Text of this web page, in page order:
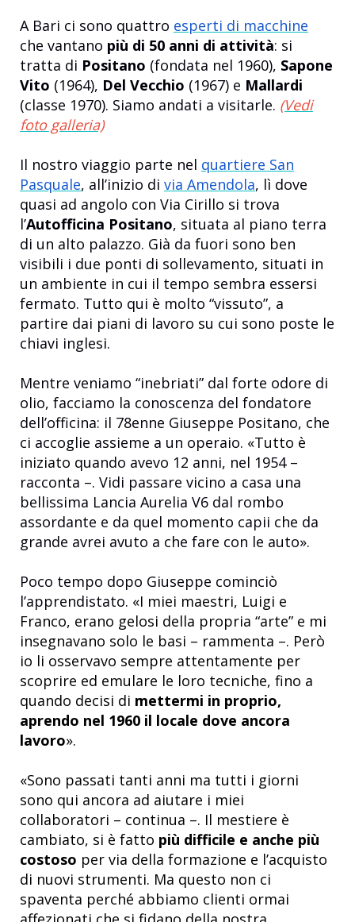
A Bari ci sono quattro esperti di macchine
che vantano più di 50 anni di attività: si
tratta di Positano (fondata nel 1960), Sapone
Vito (1964), Del Vecchio (1967) e Mallardi
(classe 1970). Siamo andati a visitarle. (Vedi
foto galleria)
Il nostro viaggio parte nel quartiere San
Pasquale, all’inizio di via Amendola, lì dove
quasi ad angolo con Via Cirillo si trova
l’Autofficina Positano, situata al piano terra
di un alto palazzo. Già da fuori sono ben
visibili i due ponti di sollevamento, situati in
un ambiente in cui il tempo sembra essersi
fermato. Tutto qui è molto “vissuto”, a
partire dai piani di lavoro su cui sono poste le
chiavi inglesi.
Mentre veniamo “inebriati” dal forte odore di
olio, facciamo la conoscenza del fondatore
dell’officina: il 78enne Giuseppe Positano, che
ci accoglie assieme a un operaio. «Tutto è
iniziato quando avevo 12 anni, nel 1954 –
racconta –. Vidi passare vicino a casa una
bellissima Lancia Aurelia V6 dal rombo
assordante e da quel momento capii che da
grande avrei avuto a che fare con le auto».
Poco tempo dopo Giuseppe cominciò
l’apprendistato. «I miei maestri, Luigi e
Franco, erano gelosi della propria “arte” e mi
insegnavano solo le basi – rammenta –. Però
io li osservavo sempre attentamente per
scoprire ed emulare le loro tecniche, fino a
quando decisi di mettermi in proprio,
aprendo nel 1960 il locale dove ancora
lavoro».
«Sono passati tanti anni ma tutti i giorni
sono qui ancora ad aiutare i miei
collaboratori – continua –. Il mestiere è
cambiato, si è fatto più difficile e anche più
costoso per via della formazione e l’acquisto
di nuovi strumenti. Ma questo non ci
spaventa perché abbiamo clienti ormai